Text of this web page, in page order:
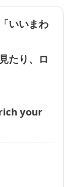
いいまわ
たり、ロ
your